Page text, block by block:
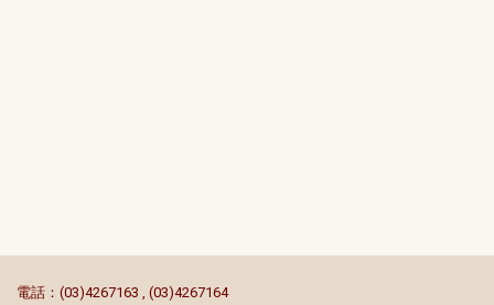
電話：(03)4267163 , (03)4267164